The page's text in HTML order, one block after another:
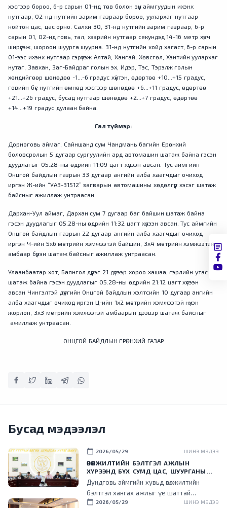
хэсгээр бороо, 6-р сарын 01-нд төв болон зүүн аймгуудын ихэнх
нутгаар, 02-нд нутгийн зарим газраар бороо, уулархаг нутгаар
нойтон цас, цас орно. Салхи 30, 31-нд нутгийн зарим газраар, 6-р
сарын 01, 02-нд говь, тал, хээрийн нутгаар секундэд 14-16 метр хүрч
ширүүсэж, шороон шуурга шуурна. 31-нд нутгийн хойд хагаст, 6-р сарын
01-ээс ихэнх нутгаар сэрүүсэж Алтай, Хангай, Хөвсгөл, Хэнтийн уулархаг
нутаг, Завхан, Заг-Байдраг голын эх, Идэр, Тэс, Тэрэлж голын
хөндийгөөр шөнөдөө -1...-6 градус хүйтэн, өдөртөө +10...+15 градус,
говийн бүс нутгийн өмнөд хэсгээр шөнөдөө +6...+11 градус, өдөртөө
+21...+26 градус, бусад нутгаар шөнөдөө +2...+7 градус, өдөртөө
+14...+19 градус дулаан байна.
Гал түймэр:
Дорноговь аймаг, Сайншанд сум Чандмань багийн Ерөнхий
боловсролын 5 дугаар сургуулийн ард автомашин шатаж байна гэсэн
дуудлагыг 05.28-ны өдрийн 11:09 цагт хүлээн авсан. Тус аймгийн
Онцгой байдлын газрын 33 дугаар ангийн алба хаагчдыг очиход
иргэн Ж-ийн “УАЗ-31512” загварын автомашины хөдөлгүүр хэсэг шатаж
байсныг ажиллаж унтраасан.
Дархан-Уул аймаг, Дархан сум 7 дугаар баг байшин шатаж байна
гэсэн дуудлагыг 05.28-ны өдрийн 11:32 цагт хүлээн авсан. Тус аймгийн
Онцгой байдлын газрын 22 дугаар ангийн алба хаагчдыг очиход
иргэн Ч-ийн 5х6 метрийн хэмжээтэй байшин, 3х4 метрийн хэмжээтэй
амбаар бүрэн шатаж байсныг ажиллаж унтраасан.
Улаанбаатар хот, Баянгол дүүрэг 21 дүгээр хороо хашаа, гэрлийн утас
шатаж байна гэсэн дуудлагыг 05.28-ны өдрийн 21:12 цагт хүлээн
авсан Чингэлтэй дүүргийн Онцгой байдлын хэлтсийн 10 дугаар ангийн
алба хаагчдыг очиход иргэн Ц-ийн 1х2 метрийн хэмжээтэй нүхэн
жорлон, 3х3 метрийн хэмжээтэй амбаарын дээвэр шатаж байсныг
ажиллаж унтраасан.
ОНЦГОЙ БАЙДЛЫН ЕРӨНХИЙ ГАЗАР
Бусад мэдээлэл
calendar_today 2026/05/29 ШИНЭ МЭДЭЭ
ӨВӨЛЖИЛТИЙН БЭЛТГЭЛ АЖЛЫН
ХҮРЭЭНД БҮХ СУМД ЦАС, ШУУРГАНЫ
ҮЕД ЗАМ НЭЭХ ЗОРИУЛАЛТЫН
ТЕХНИКТЭЙ БОЛСОН БАЙНА
Дундговь аймгийн хувьд өвөлжилтийн
бэлтгэл хангах ажлыг үе шаттай
хэрэгжүүлж, өвс, тэжээлийн аюулгүйн нөөц
calendar_today 2026/05/29 ШИНЭ МЭДЭЭ